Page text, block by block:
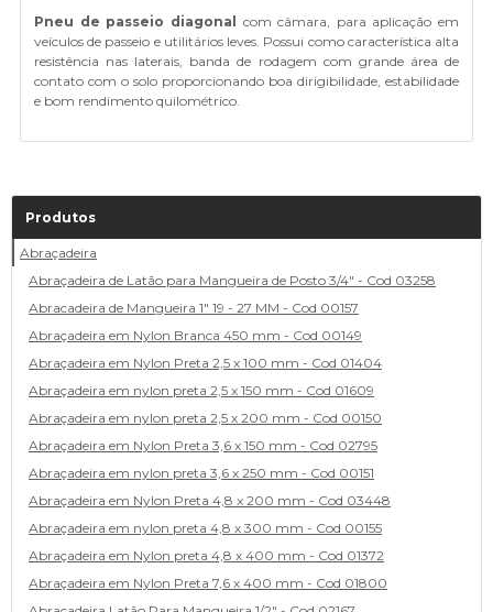
Pneu de passeio diagonal
com câmara, para aplicação em
veículos de passeio e utilitários leves. Possui como característica alta
resistência nas laterais, banda de rodagem com grande área de
contato com o solo proporcionando boa dirigibilidade, estabilidade
e bom rendimento quilométrico.
Produtos
Abraçadeira
Abraçadeira de Latão para Mangueira de Posto 3/4" - Cod 03258
Abracadeira de Mangueira 1" 19 - 27 MM - Cod 00157
Abraçadeira em Nylon Branca 450 mm - Cod 00149
Abraçadeira em Nylon Preta 2,5 x 100 mm - Cod 01404
Abraçadeira em nylon preta 2,5 x 150 mm - Cod 01609
Abraçadeira em nylon preta 2,5 x 200 mm - Cod 00150
Abraçadeira em Nylon Preta 3,6 x 150 mm - Cod 02795
Abraçadeira em nylon preta 3,6 x 250 mm - Cod 00151
Abraçadeira em Nylon Preta 4,8 x 200 mm - Cod 03448
Abraçadeira em nylon preta 4,8 x 300 mm - Cod 00155
Abraçadeira em Nylon preta 4,8 x 400 mm - Cod 01372
Abraçadeira em Nylon Preta 7,6 x 400 mm - Cod 01800